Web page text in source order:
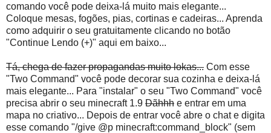
comando você pode deixa-lá muito mais elegante...
Coloque mesas, fogões, pias, cortinas e cadeiras... Aprenda
como adquirir o seu gratuitamente clicando no botão
"Continue Lendo (+)" aqui em baixo...
Tá, chega de fazer propagandas muito lokas... Com esse
"Two Command" você pode decorar sua cozinha e deixa-lá
mais elegante... Para "instalar" o seu "Two Command" você
precisa abrir o seu minecraft 1.9 Dãhhh e entrar em uma
mapa no criativo... Depois de entrar você abre o chat e digita
esse comando "/give @p minecraft:command_block" (sem